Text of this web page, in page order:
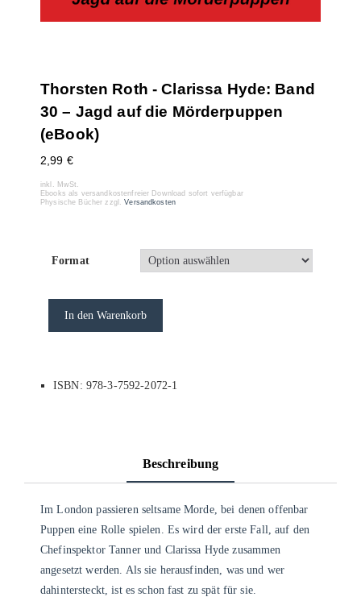
Thorsten Roth - Clarissa Hyde: Band
30 – Jagd auf die Mörderpuppen
(eBook)
2,99 €
inkl. MwSt.
Ebooks als versandkostenfreier Download sofort verfügbar
Physische Bücher zzgl.Versandkosten
Format
In den Warenkorb
ISBN: 978-3-7592-2072-1
Beschreibung
Im London passieren seltsame Morde, bei denen offenbar
Puppen eine Rolle spielen. Es wird der erste Fall, auf den
Chefinspektor Tanner und Clarissa Hyde zusammen
angesetzt werden. Als sie herausfinden, was und wer
dahintersteckt, ist es schon fast zu spät für sie.